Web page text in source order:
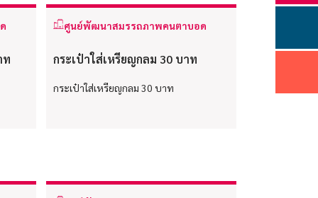
ท
ศูนย์พัฒนาสมรรถภาพคนตาบอด
กระเป๋าใส่เหรียญกลม 30 บาท
กระเป๋าใส่เหรียญกลม 30 บาท